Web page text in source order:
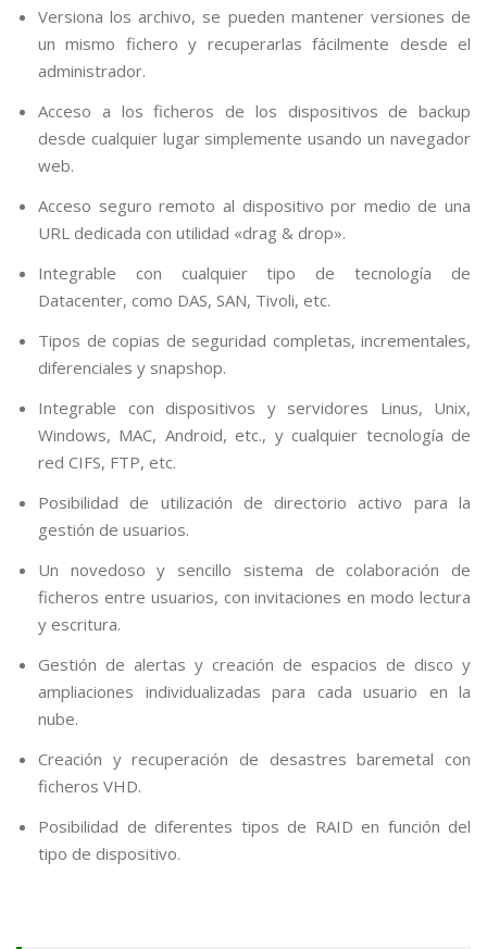
Versiona los archivo, se pueden mantener versiones de
un mismo fichero y recuperarlas fácilmente desde el
administrador.
Acceso a los ficheros de los dispositivos de backup
desde cualquier lugar simplemente usando un navegador
web.
Acceso seguro remoto al dispositivo por medio de una
URL dedicada con utilidad «drag & drop».
Integrable con cualquier tipo de tecnología de
Datacenter, como DAS, SAN, Tivoli, etc.
Tipos de copias de seguridad completas, incrementales,
diferenciales y snapshop.
Integrable con dispositivos y servidores Linus, Unix,
Windows, MAC, Android, etc., y cualquier tecnología de
red CIFS, FTP, etc.
Posibilidad de utilización de directorio activo para la
gestión de usuarios.
Un novedoso y sencillo sistema de colaboración de
ficheros entre usuarios, con invitaciones en modo lectura
y escritura.
Gestión de alertas y creación de espacios de disco y
ampliaciones individualizadas para cada usuario en la
nube.
Creación y recuperación de desastres baremetal con
ficheros VHD.
Posibilidad de diferentes tipos de RAID en función del
tipo de dispositivo.